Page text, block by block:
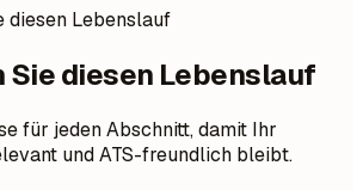
diesen Lebenslauf
Sie diesen Lebenslauf
für jeden Abschnitt, damit Ihr
und ATS-freundlich bleibt.